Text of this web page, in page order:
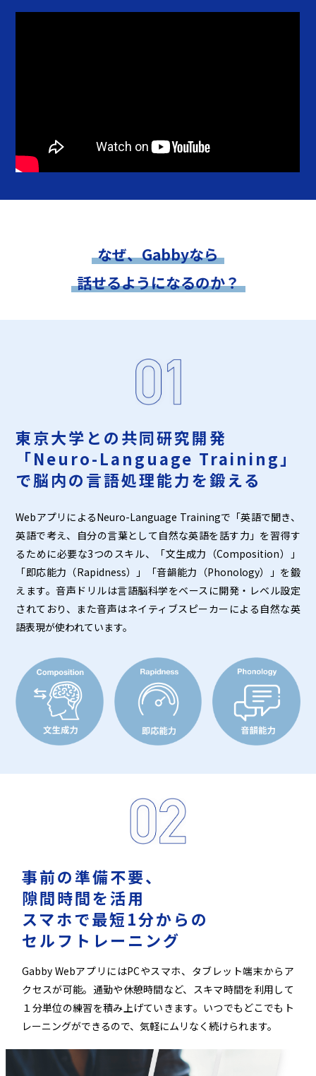
なぜ、Gabbyなら
話せるようになるのか？
東京大学との共同研究開発
「Neuro-Language Training」
で脳内の言語処理能力を鍛える
WebアプリによるNeuro-Language Trainingで「英語で聞き、
英語で考え、自分の言葉として自然な英語を話す力」を習得す
るために必要な3つのスキル、「文生成力（Composition）」
「即応能力（Rapidness）」「音韻能力（Phonology）」を鍛
えます。音声ドリルは言語脳科学をベースに開発・レベル設定
されており、また音声はネイティブスピーカーによる自然な英
語表現が使われています。
事前の準備不要、
隙間時間を活用
スマホで最短1分からの
セルフトレーニング
Gabby WebアプリにはPCやスマホ、タブレット端末からア
クセスが可能。通勤や休憩時間など、スキマ時間を利用して
１分単位の練習を積み上げていきます。いつでもどこでもト
レーニングができるので、気軽にムリなく続けられます。